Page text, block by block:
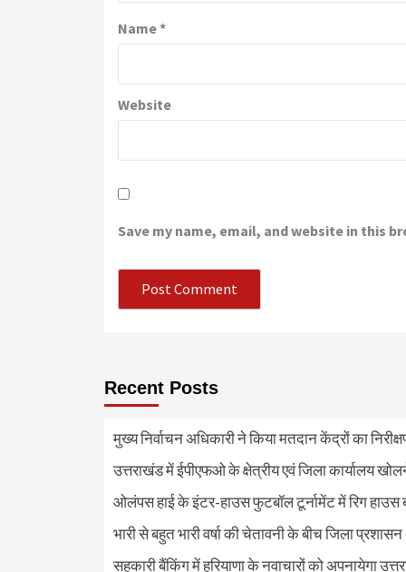
Name*
Website
Save my name, email, and website in this
Recent Posts
मुख्य निर्वाचन अधिकारी ने किया मतदान केंद्रों का
उत्तराखंड में ईपीएफओ के क्षेत्रीय एवं जिला कार्यालय
ओलंपस हाई के इंटर-हाउस फुटबॉल टूर्नामेंट में रिग हाउस
भारी से बहुत भारी वर्षा की चेतावनी के बीच जिला
सहकारी बैंकिंग में हरियाणा के नवाचारों को अपनायेगा